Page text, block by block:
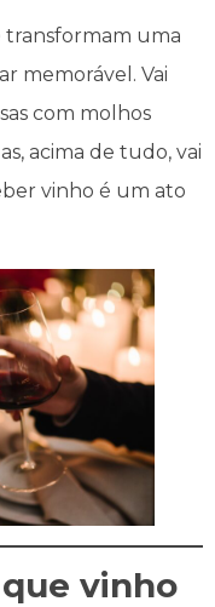
transformam uma
memorável. Vai
com molhos
acima de tudo, vai
vinho é um ato
vinho